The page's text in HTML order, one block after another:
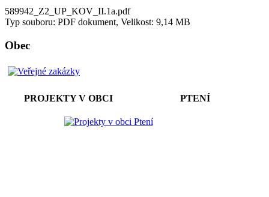
589942_Z2_UP_KOV_II.1a.pdf
Typ souboru: PDF dokument, Velikost: 9,14 MB
Obec
PROJEKTY V OBCI PTENÍ